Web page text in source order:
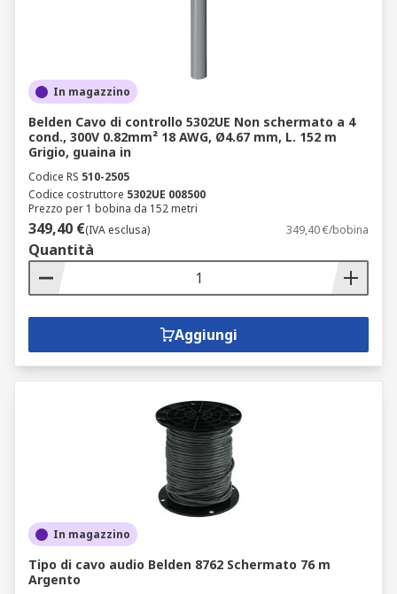
In magazzino
Belden Cavo di controllo 5302UE Non schermato a 4
cond., 300V 0.82mm² 18 AWG, Ø4.67 mm, L. 152 m
Grigio, guaina in
Codice RS 510-2505
Codice costruttore 5302UE 008500
Prezzo per 1 bobina da 152 metri
349,40 €(IVA esclusa) 349,40 €/bobina
Quantità
Aggiungi
In magazzino
Tipo di cavo audio Belden 8762 Schermato 76 m
Argento